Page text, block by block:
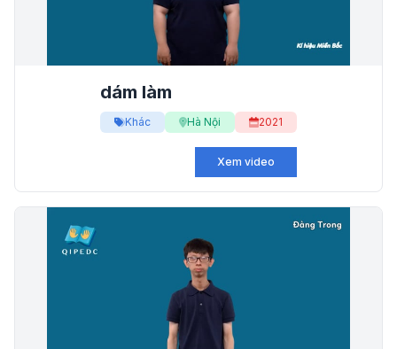
dám làm
Khác Hà Nội 2021
Xem video